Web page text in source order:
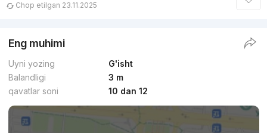
Chop etilgan 23.11.2025
Eng muhimi
Uyni yozing
G'isht
Balandligi
3 m
qavatlar soni
10 dan 12